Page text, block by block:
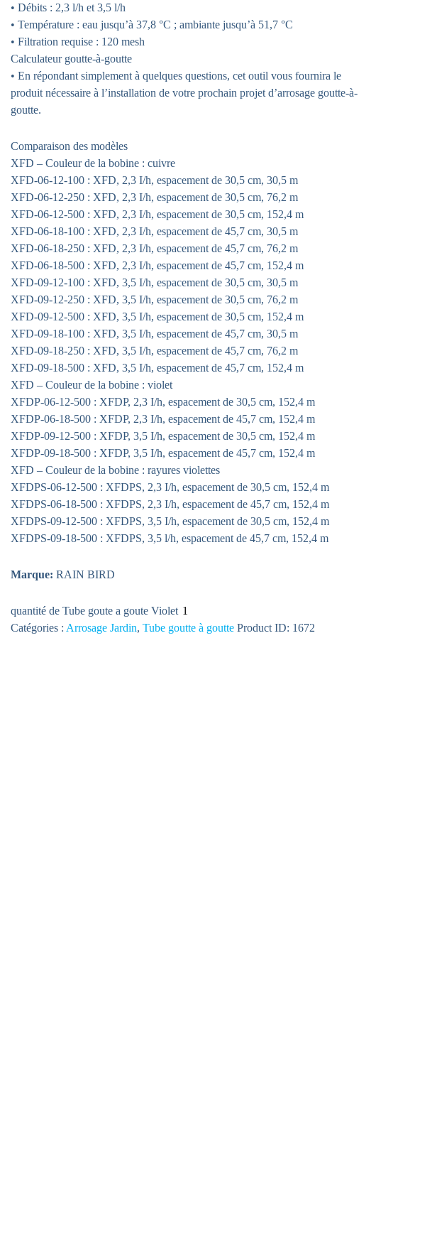
• Débits : 2,3 l/h et 3,5 l/h
• Température : eau jusqu’à 37,8 °C ; ambiante jusqu’à 51,7 °C
• Filtration requise : 120 mesh
Calculateur goutte-à-goutte
• En répondant simplement à quelques questions, cet outil vous fournira le
produit nécessaire à l’installation de votre prochain projet d’arrosage goutte-à-
goutte.
Comparaison des modèles
XFD – Couleur de la bobine : cuivre
XFD-06-12-100 : XFD, 2,3 I/h, espacement de 30,5 cm, 30,5 m
XFD-06-12-250 : XFD, 2,3 I/h, espacement de 30,5 cm, 76,2 m
XFD-06-12-500 : XFD, 2,3 I/h, espacement de 30,5 cm, 152,4 m
XFD-06-18-100 : XFD, 2,3 I/h, espacement de 45,7 cm, 30,5 m
XFD-06-18-250 : XFD, 2,3 I/h, espacement de 45,7 cm, 76,2 m
XFD-06-18-500 : XFD, 2,3 I/h, espacement de 45,7 cm, 152,4 m
XFD-09-12-100 : XFD, 3,5 I/h, espacement de 30,5 cm, 30,5 m
XFD-09-12-250 : XFD, 3,5 I/h, espacement de 30,5 cm, 76,2 m
XFD-09-12-500 : XFD, 3,5 I/h, espacement de 30,5 cm, 152,4 m
XFD-09-18-100 : XFD, 3,5 I/h, espacement de 45,7 cm, 30,5 m
XFD-09-18-250 : XFD, 3,5 I/h, espacement de 45,7 cm, 76,2 m
XFD-09-18-500 : XFD, 3,5 I/h, espacement de 45,7 cm, 152,4 m
XFD – Couleur de la bobine : violet
XFDP-06-12-500 : XFDP, 2,3 I/h, espacement de 30,5 cm, 152,4 m
XFDP-06-18-500 : XFDP, 2,3 I/h, espacement de 45,7 cm, 152,4 m
XFDP-09-12-500 : XFDP, 3,5 I/h, espacement de 30,5 cm, 152,4 m
XFDP-09-18-500 : XFDP, 3,5 I/h, espacement de 45,7 cm, 152,4 m
XFD – Couleur de la bobine : rayures violettes
XFDPS-06-12-500 : XFDPS, 2,3 I/h, espacement de 30,5 cm, 152,4 m
XFDPS-06-18-500 : XFDPS, 2,3 I/h, espacement de 45,7 cm, 152,4 m
XFDPS-09-12-500 : XFDPS, 3,5 I/h, espacement de 30,5 cm, 152,4 m
XFDPS-09-18-500 : XFDPS, 3,5 l/h, espacement de 45,7 cm, 152,4 m
Marque: RAIN BIRD
quantité de Tube goute a goute Violet
Catégories : Arrosage Jardin, Tube goutte à goutte Product ID: 1672